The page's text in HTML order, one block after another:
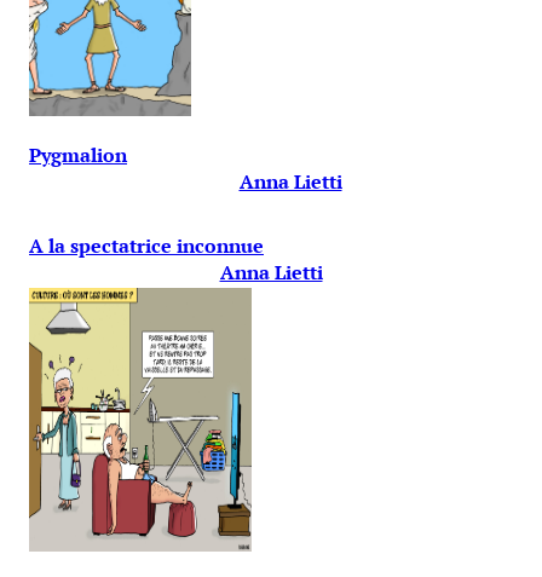
Pygmalion
Anna Lietti
A la spectatrice inconnue
Anna Lietti